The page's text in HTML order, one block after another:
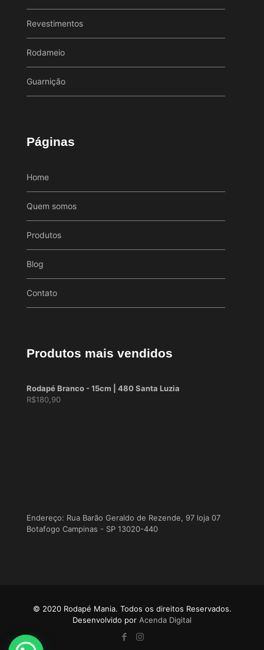
Revestimentos
Rodameio
Guarnição
Páginas
Home
Quem somos
Produtos
Blog
Contato
Produtos mais vendidos
Rodapé Branco - 15cm | 480 Santa Luzia
R$180,90
Endereço: Rua Barão Geraldo de Rezende, 97 loja 07
Botafogo Campinas - SP 13020-440
© 2020 Rodapé Mania. Todos os direitos Reservados.
Desenvolvido por Acenda Digital